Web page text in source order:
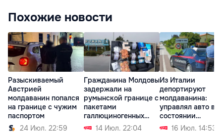
Похожие новости
Разыскиваемый
Австрией
молдаванин попался
на границе с чужим
паспортом
24 Июл. 22:59
Гражданина Молдовы
задержали на
румынской границе с
пакетами
галлюциногенных
грибов14 Июл. 22:04
Из Италии
депортируют
молдаванина:
управлял авто в
состоянии
алкогольного
опьянения
16 Июл. 14:53